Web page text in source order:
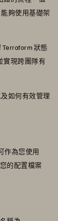
夠使用基礎架
狀態
實現跨團隊有
如何有效管理
作為您使用
的配置檔案